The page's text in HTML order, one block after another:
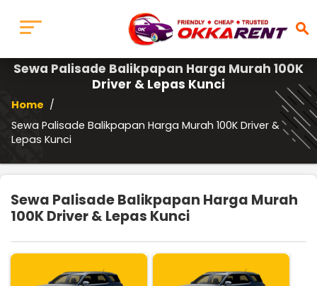
search
Sewa Palisade Balikpapan Harga Murah 100K
Driver & Lepas Kunci
Home /
Sewa Palisade Balikpapan Harga Murah 100K Driver &
Lepas Kunci
Sewa Palisade Balikpapan Harga Murah
100K Driver & Lepas Kunci